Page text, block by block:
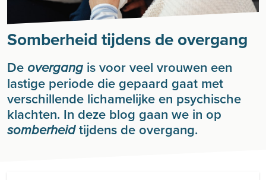
Somberheid tijdens de overgang
De overgang is voor veel vrouwen een
lastige periode die gepaard gaat met
verschillende lichamelijke en psychische
klachten. In deze blog gaan we in op
somberheidtijdens de overgang.